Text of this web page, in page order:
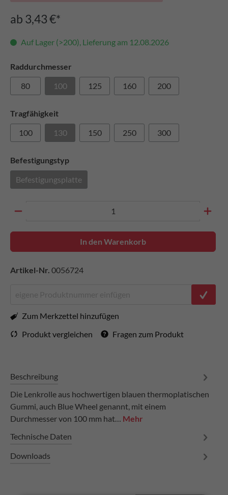
ab 3,43 €*
Auf Lager (>200), Lieferung am 12.08.2026
Raddurchmesser
80
100 125 160 200
Tragfähigkeit
100
130 150 250 300
Befestigungstyp
Befestigungsplatte
In den Warenkorb
Artikel-Nr. 0056724
Zum Merkzettel hinzufügen
Produkt vergleichen
Fragen zum Produkt
Beschreibung
Die Lenkrolle aus hochwertigen blauen thermoplatischen
Gummi, auch Blue Wheel genannt, mit einem
Durchmesser von 100 mm hat… Mehr
Technische Daten
Downloads